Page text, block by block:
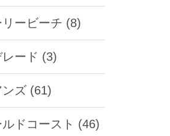
ービーチ (8)
ード (3)
ズ (61)
ドコースト (46)